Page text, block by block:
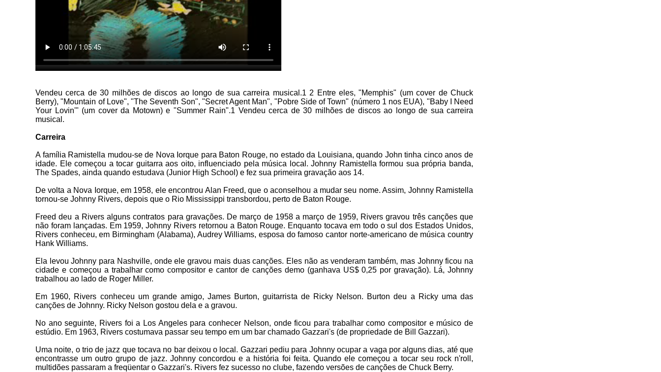
Vendeu cerca de 30 milhões de discos ao longo de sua carreira musical.1 2 Entre eles, "Memphis" (um cover de Chuck
Berry), "Mountain of Love", "The Seventh Son", "Secret Agent Man", "Pobre Side of Town" (número 1 nos EUA), "Baby I Need
Your Lovin'" (um cover da Motown) e "Summer Rain".1 Vendeu cerca de 30 milhões de discos ao longo de sua carreira
musical.
Carreira
A família Ramistella mudou-se de Nova Iorque para Baton Rouge, no estado da Louisiana, quando John tinha cinco anos de
idade. Ele começou a tocar guitarra aos oito, influenciado pela música local. Johnny Ramistella formou sua própria banda,
The Spades, ainda quando estudava (Junior High School) e fez sua primeira gravação aos 14.
De volta a Nova Iorque, em 1958, ele encontrou Alan Freed, que o aconselhou a mudar seu nome. Assim, Johnny Ramistella
tornou-se Johnny Rivers, depois que o Rio Mississippi transbordou, perto de Baton Rouge.
Freed deu a Rivers alguns contratos para gravações. De março de 1958 a março de 1959, Rivers gravou três canções que
não foram lançadas. Em 1959, Johnny Rivers retornou a Baton Rouge. Enquanto tocava em todo o sul dos Estados Unidos,
Rivers conheceu, em Birmingham (Alabama), Audrey Williams, esposa do famoso cantor norte-americano de música country
Hank Williams.
Ela levou Johnny para Nashville, onde ele gravou mais duas canções. Eles não as venderam também, mas Johnny ficou na
cidade e começou a trabalhar como compositor e cantor de canções demo (ganhava US$ 0,25 por gravação). Lá, Johnny
trabalhou ao lado de Roger Miller.
Em 1960, Rivers conheceu um grande amigo, James Burton, guitarrista de Ricky Nelson. Burton deu a Ricky uma das
canções de Johnny. Ricky Nelson gostou dela e a gravou.
No ano seguinte, Rivers foi a Los Angeles para conhecer Nelson, onde ficou para trabalhar como compositor e músico de
estúdio. Em 1963, Rivers costumava passar seu tempo em um bar chamado Gazzari's (de propriedade de Bill Gazzari).
Uma noite, o trio de jazz que tocava no bar deixou o local. Gazzari pediu para Johnny ocupar a vaga por alguns dias, até que
encontrasse um outro grupo de jazz. Johnny concordou e a história foi feita. Quando ele começou a tocar seu rock n'roll,
multidões passaram a freqüentar o Gazzari's. Rivers fez sucesso no clube, fazendo versões de canções de Chuck Berry.